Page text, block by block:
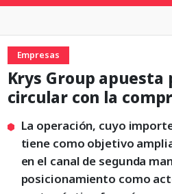
Empresas
Krys Group apuesta
circular con la
La operación, cuyo
tiene como objetivo
en el canal de segunda
posicionamiento como